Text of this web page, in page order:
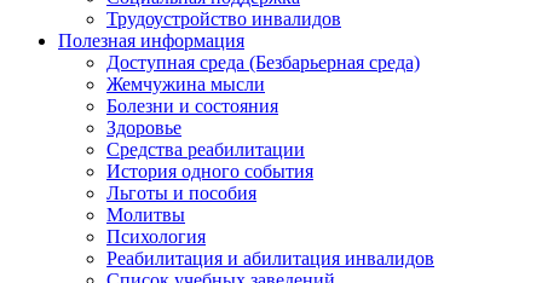
Трудоустройство инвалидов
Полезная информация
Доступная среда (Безбарьерная среда)
Жемчужина мысли
Болезни и состояния
Здоровье
Средства реабилитации
История одного события
Льготы и пособия
Молитвы
Психология
Реабилитация и абилитация инвалидов